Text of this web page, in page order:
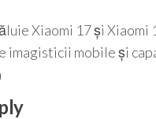
Xiaomi 17 și Xiaomi
imagisticii mobile și